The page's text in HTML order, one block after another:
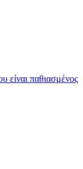
είναι παθιασμένος